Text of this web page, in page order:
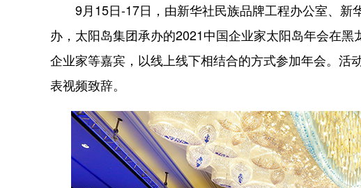
9月15日-17日，由新华社民族品牌工程办公室、
办，太阳岛集团承办的2021中国企业家太阳岛年会在黑
企业家等嘉宾，以线上线下相结合的方式参加年会。活
表视频致辞。